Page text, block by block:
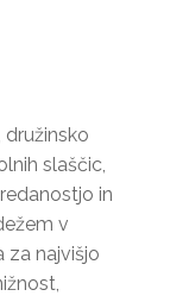
slaščic,
in
v
za najvišjo